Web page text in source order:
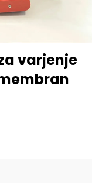
varjenje